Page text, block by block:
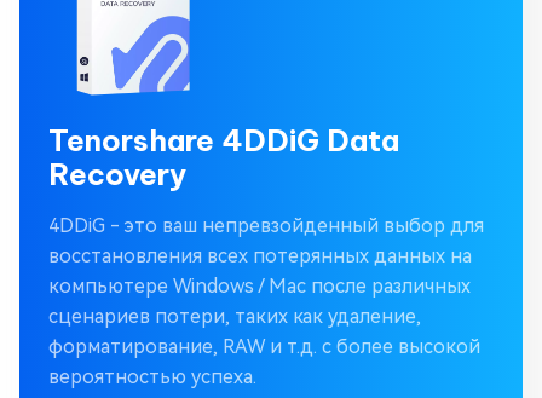
Tenorshare 4DDiG Data
Recovery
4DDiG - это ваш непревзойденный выбор для
восстановления всех потерянных данных на
компьютере Windows / Mac после различных
сценариев потери, таких как удаление,
форматирование, RAW и т.д. с более высокой
вероятностью успеха.